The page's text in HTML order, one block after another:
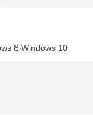
8 Windows 10